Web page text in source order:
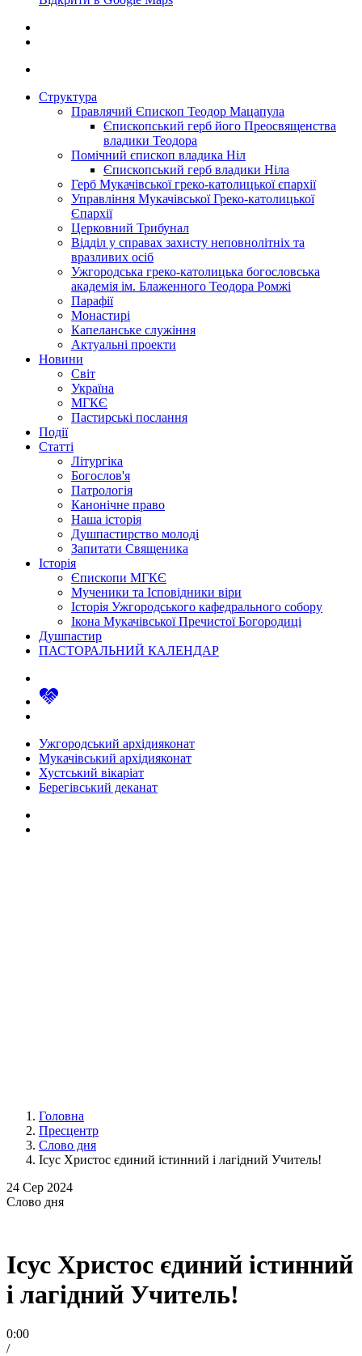
Структура
Правлячий Єпископ Теодор Мацапула
Єпископський герб його Преосвященства
владики Теодора
Помічний єпископ владика Ніл
Єпископський герб владики Ніла
Герб Мукачівської греко-католицької єпархії
Управління Мукачівської Греко-католицької
Єпархії
Церковний Трибунал
Відділ у справах захисту неповнолітніх та
вразливих осіб
Ужгородська греко-католицька богословська
академія ім. Блаженного Теодора Ромжі
Парафії
Монастирі
Капеланське служіння
Актуальні проекти
Новини
Світ
Україна
МГКЄ
Пастирські послання
Події
Статті
Літургіка
Богослов'я
Патрологія
Канонічне право
Наша історія
Душпастирство молоді
Запитати Священика
Історія
Єпископи МГКЄ
Мученики та Ісповідники віри
Історія Ужгородського кафедрального собору
Ікона Мукачівської Пречистої Богородиці
Душпастир
ПАСТОРАЛЬНИЙ КАЛЕНДАР
Ужгородський архідияконат
Мукачівський архідияконат
Хустський вікаріат
Берегівський деканат
Головна
Пресцентр
Слово дня
Ісус Христос єдиний істинний і лагідний Учитель!
24 Сер 2024
Слово дня
Ісус Христос єдиний істинний
і лагідний Учитель!
0:00
/